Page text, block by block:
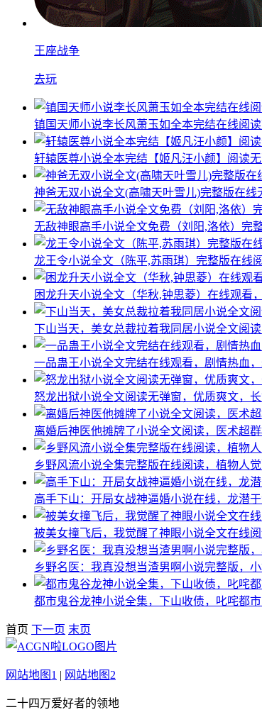
王座战争
去玩
镇国天师小说李长风萧玉如全本完结在线阅
轩辕医尊小说全本完结【姬凡汪小颜】阅读
神爸无双小说全文(高啸天叶雪儿)完整版在线
无敌神眼高手小说全文免费（刘阳,洛依）完
龙王令小说全文（陈平,苏雨琪）完整版在线
困龙升天小说全文（华秋,钟思菱）在线观看
下山当天，美女总裁拉着我同居小说全文阅
一品蛊王小说全文完结在线观看，剧情热血
怒龙出狱小说全文阅读无弹窗，优质爽文，长
离婚后神医他摊牌了小说全文阅读，医术超
乡野风流小说全集完整版在线阅读，植物人觉
高手下山：开局女战神逼婚小说在线，龙潜于
被美女撞飞后，我觉醒了神眼小说全文在线
乡野名医：我真没想当渣男啊小说完整版，
都市鬼谷龙神小说全集，下山收债，叱咤都市
首页 下一页 末页
网站地图1 | 网站地图2
二十四万爱好者的领地